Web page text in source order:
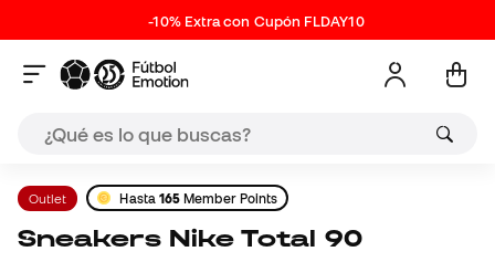
-10% Extra con Cupón FLDAY10
Outlet Hasta 165 Member Points
Sneakers Nike Total 90